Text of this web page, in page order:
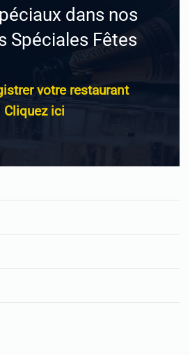
dans nos
Spéciales Fêtes
votre restaurant
Cliquez ici